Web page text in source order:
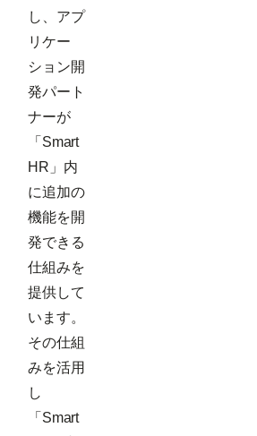
し、アプ
リケー
ション開
発パート
ナーが
「Smart
HR」内
に追加の
機能を開
発できる
仕組みを
提供して
います。
その仕組
みを活用
し
「Smart